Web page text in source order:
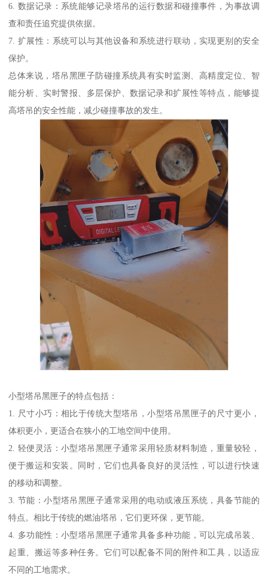
6. 数据记录：系统能够记录塔吊的运行数据和碰撞事件，为事故调
查和责任追究提供依据。
7. 扩展性：系统可以与其他设备和系统进行联动，实现更别的安全
保护。
总体来说，塔吊黑匣子防碰撞系统具有实时监测、高精度定位、智
能分析、实时警报、多层保护、数据记录和扩展性等特点，能够提
高塔吊的安全性能，减少碰撞事故的发生。
小型塔吊黑匣子的特点包括：
1. 尺寸小巧：相比于传统大型塔吊，小型塔吊黑匣子的尺寸更小，
体积更小，更适合在狭小的工地空间中使用。
2. 轻便灵活：小型塔吊黑匣子通常采用轻质材料制造，重量较轻，
便于搬运和安装。同时，它们也具备良好的灵活性，可以进行快速
的移动和调整。
3. 节能：小型塔吊黑匣子通常采用的电动或液压系统，具备节能的
特点。相比于传统的燃油塔吊，它们更环保，更节能。
4. 多功能性：小型塔吊黑匣子通常具备多种功能，可以完成吊装、
起重、搬运等多种任务。它们可以配备不同的附件和工具，以适应
不同的工地需求。